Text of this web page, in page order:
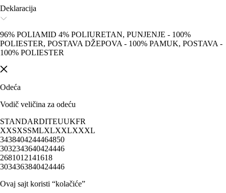
Deklaracija
96% POLIAMID 4% POLIURETAN, PUNJENJE - 100%
POLIESTER, POSTAVA DŽEPOVA - 100% PAMUK, POSTAVA -
100% POLIESTER
Odeća
Vodič veličina za odeću
STANDARDITEUUKFR
XXSXSSMLXLXXLXXXL
3438404244464850
3032343640424446
2681012141618
3034363840424446
Ovaj sajt koristi “kolačiće”